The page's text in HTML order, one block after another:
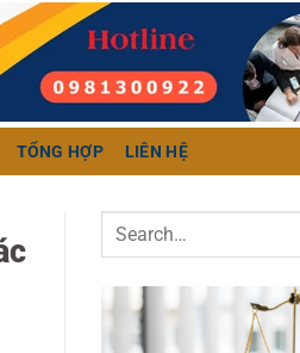
TỔNG HỢP LIÊN HỆ